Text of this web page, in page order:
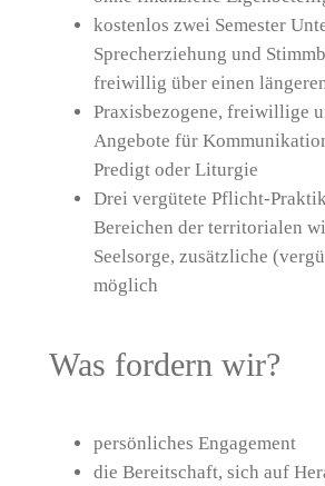
kostenlos zwei Semester
Sprecherziehung und
freiwillig über einen
Praxisbezogene, freiwillige
Angebote für
Predigt oder Liturgie
Drei vergütete Pflicht-
Bereichen der territorialen
Seelsorge, zusätzliche
möglich
Was fordern wir?
persönliches Engagement
die Bereitschaft, sich auf